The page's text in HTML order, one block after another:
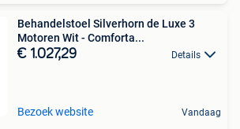
Behandelstoel Silverhorn de Luxe 3
Motoren Wit - Comforta...
€ 1.027,29 Details
Bezoek website Vandaag